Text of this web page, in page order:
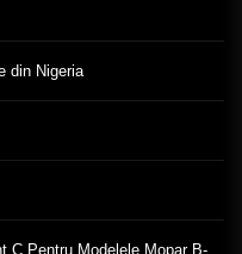
din Nigeria
C Pentru Modelele Mopar B-